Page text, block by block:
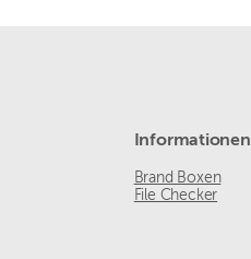
Informationen
Brand Boxen
File Checker